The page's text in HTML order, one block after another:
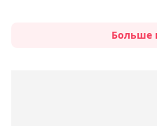
Больше